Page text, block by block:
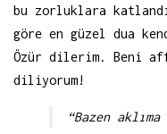
bu zorluklara
göre en güzel dua
Özür dilerim. Beni
diliyorum!
“Bazen